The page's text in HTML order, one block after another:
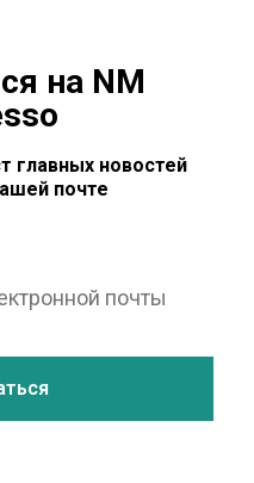
на NM
новостей
почте